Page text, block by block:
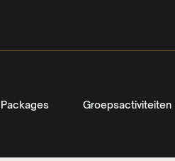
Packages Groepsactiviteiten